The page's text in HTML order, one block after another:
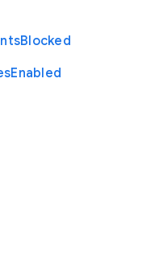
Blocked
Enabled